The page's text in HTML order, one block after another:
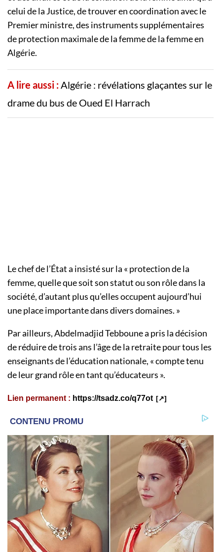
celui de la Justice, de trouver en coordination avec le
Premier ministre, des instruments supplémentaires
de protection maximale de la femme de la femme en
Algérie.
A lire aussi :Algérie : révélations glaçantes sur le
drame du bus de Oued El Harrach
Le chef de l’État a insisté sur la « protection de la
femme, quelle que soit son statut ou son rôle dans la
société, d’autant plus qu’elles occupent aujourd’hui
une place importante dans divers domaines. »
Par ailleurs, Abdelmadjid Tebboune a pris la décision
de réduire de trois ans l’âge de la retraite pour tous les
enseignants de l’éducation nationale, « compte tenu
de leur grand rôle en tant qu’éducateurs ».
Lien permanent : https://tsadz.co/q77ot